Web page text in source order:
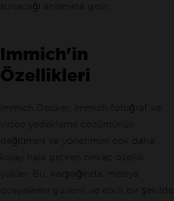
sunacağı anlamına gelir.
Immich'in
Özellikleri
Immich Docker, Immich fotoğraf ve
video yedekleme çözümünün
dağıtımını ve yönetimini çok daha
kolay hale getiren birkaç özellik
yükler. Bu, karşılığında, medya
dosyalarını güvenli ve etkili bir şekilde